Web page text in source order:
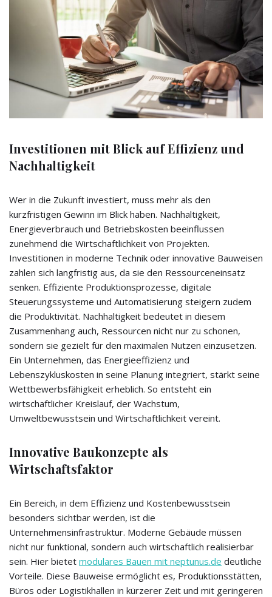
Investitionen mit Blick auf Effizienz und
Nachhaltigkeit
Wer in die Zukunft investiert, muss mehr als den
kurzfristigen Gewinn im Blick haben. Nachhaltigkeit,
Energieverbrauch und Betriebskosten beeinflussen
zunehmend die Wirtschaftlichkeit von Projekten.
Investitionen in moderne Technik oder innovative Bauweisen
zahlen sich langfristig aus, da sie den Ressourceneinsatz
senken. Effiziente Produktionsprozesse, digitale
Steuerungssysteme und Automatisierung steigern zudem
die Produktivität. Nachhaltigkeit bedeutet in diesem
Zusammenhang auch, Ressourcen nicht nur zu schonen,
sondern sie gezielt für den maximalen Nutzen einzusetzen.
Ein Unternehmen, das Energieeffizienz und
Lebenszykluskosten in seine Planung integriert, stärkt seine
Wettbewerbsfähigkeit erheblich. So entsteht ein
wirtschaftlicher Kreislauf, der Wachstum,
Umweltbewusstsein und Wirtschaftlichkeit vereint.
Innovative Baukonzepte als
Wirtschaftsfaktor
Ein Bereich, in dem Effizienz und Kostenbewusstsein
besonders sichtbar werden, ist die
Unternehmensinfrastruktur. Moderne Gebäude müssen
nicht nur funktional, sondern auch wirtschaftlich realisierbar
sein. Hier bietet modulares Bauen mit neptunus.de deutliche
Vorteile. Diese Bauweise ermöglicht es, Produktionsstätten,
Büros oder Logistikhallen in kürzerer Zeit und mit geringeren